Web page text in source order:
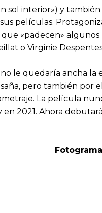
interior») y
películas.
«padecen» algunos
o Virginie
le quedaría ancha
pero también por
La película
2021. Ahora